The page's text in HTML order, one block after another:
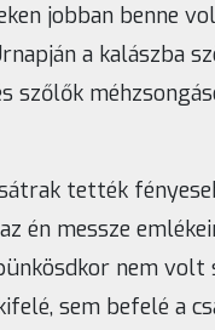
jobban benne
a kalászba
szőlők
tették
én messze
nem volt
sem befelé a